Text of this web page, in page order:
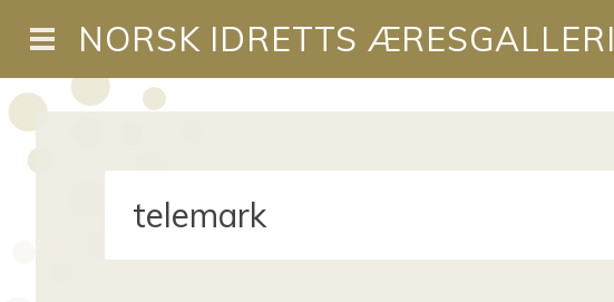
NORSK IDRETTS ÆRESGALLERI